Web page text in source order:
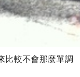
比較不會那麼單調